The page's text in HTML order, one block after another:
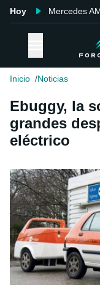
Hoy Mercedes
Inicio Noticias
Ebuggy, la
grandes
eléctrico